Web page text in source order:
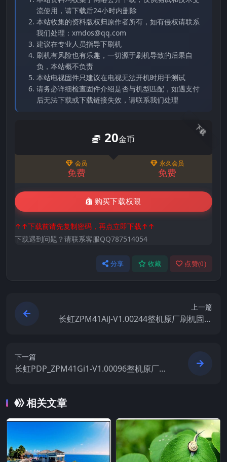
流使用，请下载后24小时内删除
本站收集的资料版权归原作者所有，如有侵权请联系
我们处理：xmdos@qq.com
建议在专业人员指导下刷机
刷机有风险也有乐趣，一切源于刷机导致的后果自
负，本站概不负责
本站电视固件只建议在电视无法开机时用于测试
请务必详细检查固件介绍是否与机型匹配，如遇支付
后无法下载或下载链接失效，请联系我们处理
下载
20金币
会员
免费
永久会员
免费
购买下载权限
↑↑下载前请先复制密码，再点立即下载↑↑
下载遇到问题？请联系客服QQ787514054
分享 收藏 点赞(0)
上一篇
长虹ZPM41AiJ-V1.00244整机原厂刷机固件
下一篇
长虹PDP_ZPM41Gi1-V1.00096整机原厂刷
相关文章